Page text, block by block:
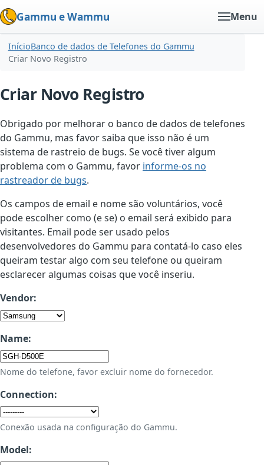
Gammu e Wammu Menu
InícioBanco de dados de Telefones do Gammu
Criar Novo Registro
Criar Novo Registro
Obrigado por melhorar o banco de dados de telefones
do Gammu, mas favor saiba que isso não é um
sistema de rastreio de bugs. Se você tiver algum
problema com o Gammu, favor informe-os no
rastreador de bugs.
Os campos de email e nome são voluntários, você
pode escolher como (e se) o email será exibido para
visitantes. Email pode ser usado pelos
desenvolvedores do Gammu para contatá-lo caso eles
queiram testar algo com seu telefone ou queiram
esclarecer algumas coisas que você inseriu.
Vendor:
Name:
Nome do telefone, favor excluir nome do fornecedor.
Connection:
Conexão usada na configuração do Gammu.
Model: